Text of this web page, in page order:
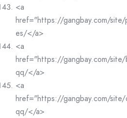
<a
href="https://gangbay.com/
es/</a>
<a
href="https://gangbay.com/
qq/</a>
<a
href="https://gangbay.com/
qq/</a>